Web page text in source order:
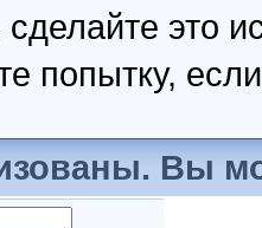
сделайте это
попытку,
Вы